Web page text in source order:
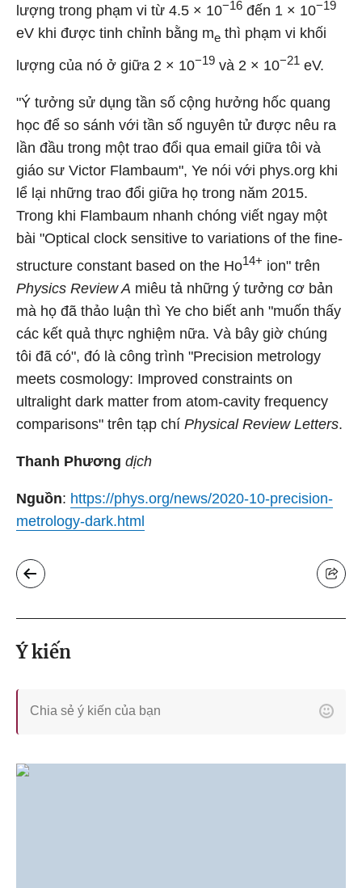
lượng trong phạm vi từ 4.5 × 10−16 đến 1 × 10−19
eV khi được tinh chỉnh bằng me thì phạm vi khối
lượng của nó ở giữa 2 × 10−19 và 2 × 10−21 eV.
"Ý tưởng sử dụng tần số cộng hưởng hốc quang
học để so sánh với tần số nguyên tử được nêu ra
lần đầu trong một trao đổi qua email giữa tôi và
giáo sư Victor Flambaum", Ye nói với phys.org khi
lể lại những trao đổi giữa họ trong năm 2015.
Trong khi Flambaum nhanh chóng viết ngay một
bài "Optical clock sensitive to variations of the fine-
structure constant based on the Ho14+ ion" trên
Physics Review A miêu tả những ý tưởng cơ bản
mà họ đã thảo luận thì Ye cho biết anh "muốn thấy
các kết quả thực nghiệm nữa. Và bây giờ chúng
tôi đã có", đó là công trình "Precision metrology
meets cosmology: Improved constraints on
ultralight dark matter from atom-cavity frequency
comparisons" trên tạp chí Physical Review Letters.
Thanh Phương dịch
Nguồn: https://phys.org/news/2020-10-precision-
metrology-dark.html
Ý kiến